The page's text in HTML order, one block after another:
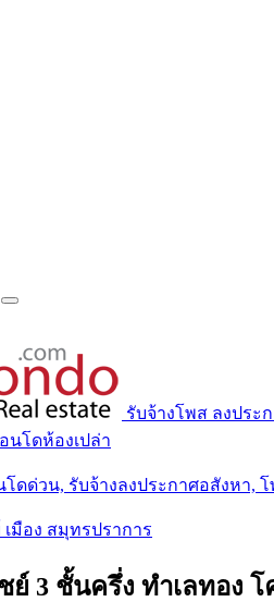
รับจ้างโพส ลงประ
นโดห้องเปล่า
ดด่วน, รับจ้างลงประกาศอสังหา,
มือง สมุทรปราการ
3 ชั้นครึ่ง ทำเลทอง โ